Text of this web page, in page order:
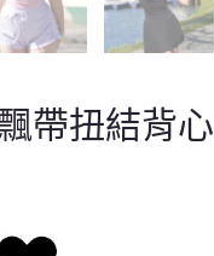
帶扭結背心